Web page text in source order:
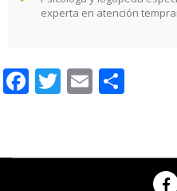
experta en atención
Facebook
Twitter
Email